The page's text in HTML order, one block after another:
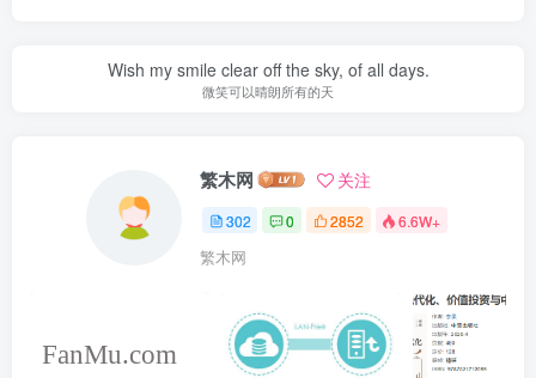
Wish my smile clear off the sky, of all days.
微笑可以晴朗所有的天
繁木网 关注
302 0 2852 6.6W+
繁木网